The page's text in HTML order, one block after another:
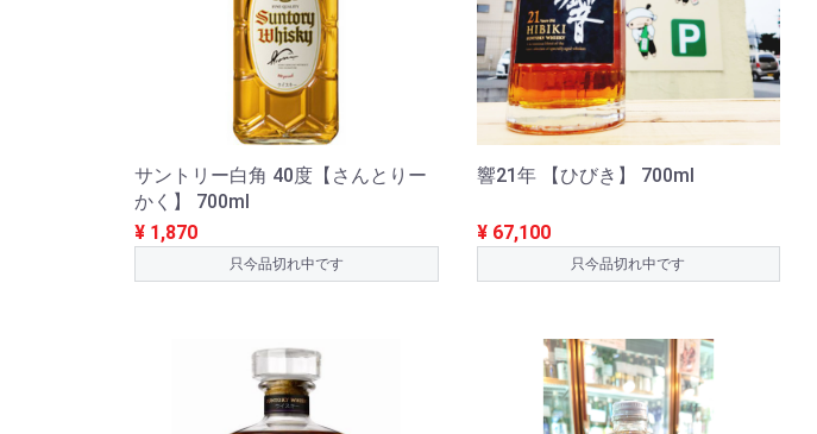
サントリー白角 40度【さんとりー
かく】 700ml
¥ 1,870
只今品切れ中です
響21年 【ひびき】 700ml
¥ 67,100
只今品切れ中です